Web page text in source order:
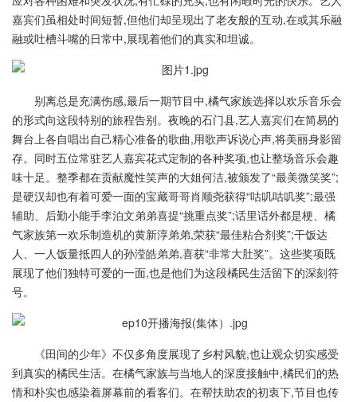
嘉宾们虽相处时间短暂,但他们却呈现出了老友般的互动,在或其乐融
融或吐槽斗嘴的日常中,展现着他们的真实和坦诚。
别离总是充满伤感,最后一期节目中,橘气家族选择以欢乐音乐会
的形式向这段特别的旅程告别。夜晚的石门县,艺人嘉宾们在简易的
舞台上各自唱出自己精心准备的歌曲,用歌声诉说心声,将美丽身影留
存。同时五位常驻艺人嘉宾花式定制的各种奖项,也让整场音乐会趣
味十足。整季都在贡献魔性笑声的大姐何洁,被颁发了“最美微笑奖”;
是硬汉却也有着可爱一面的宝藏哥哥肖顺尧获得“咕叽咕叽奖”;最强
辅助、后勤小能手李泊文弟弟喜提“挑重点奖”;话里话外都是梗、橘
气家族第一欢乐制造机的黄新淳弟弟,荣获“最佳粘合剂奖”;干饭达
人、一人饭量抵四人的孙滢皓弟弟,喜获“非常大肚奖”。这些奖项既
展现了他们独特可爱的一面,也是他们为这段橘民生活留下的深刻符
号。
《田间的少年》不仅多角度展现了乡村风貌,也让观众切实感受
到真实的橘民生活。在橘气家族与当地人的深度接触中,橘民们的热
情和朴实也感染着屏幕前的看客们。在帮扶助农的初衷下,节目也传